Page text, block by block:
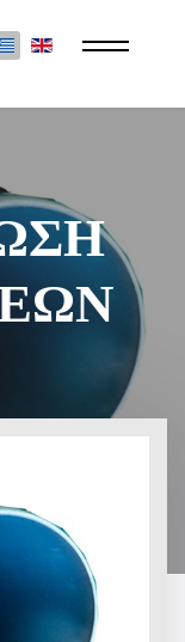
τη γλώσσα σας